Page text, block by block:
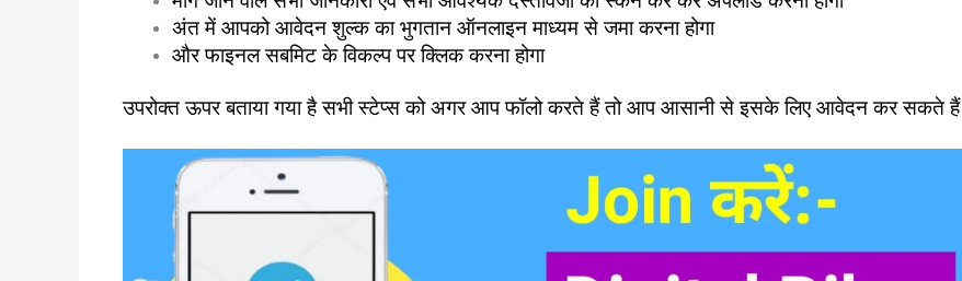
अंत में आपको आवेदन शुल्क का भुगतान ऑनलाइन माध्यम से जमा करना होगा
और फाइनल सबमिट के विकल्प पर क्लिक करना होगा
उपरोक्त ऊपर बताया गया है सभी स्टेप्स को अगर आप फॉलो करते हैं तो आप आसानी से इसके लिए आवेदन कर सकते हैं